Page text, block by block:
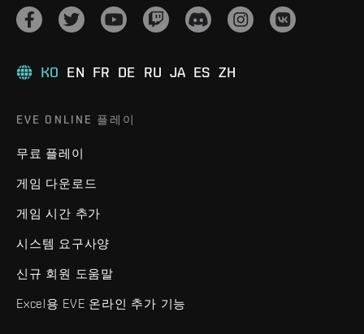
KO EN FR DE RU JA ES ZH
EVE ONLINE 플레이
무료 플레이
게임 다운로드
게임 시간 추가
시스템 요구사양
신규 회원 도움말
Excel용 EVE 온라인 추가 기능